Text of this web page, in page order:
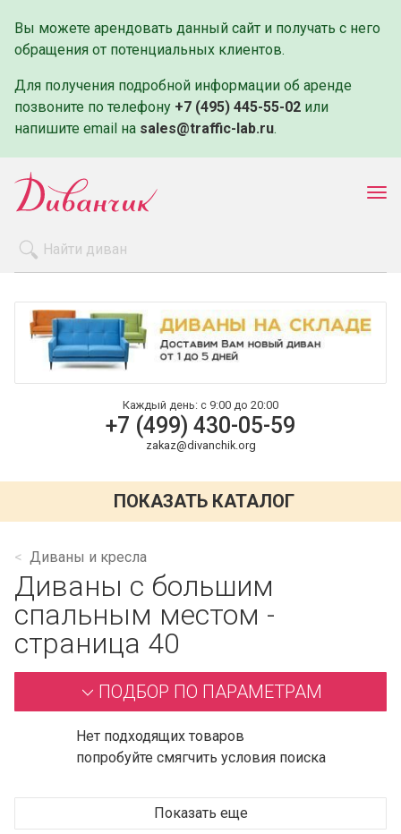
Вы можете арендовать данный сайт и получать с него
обращения от потенциальных клиентов.
Для получения подробной информации об аренде
позвоните по телефону +7 (495) 445-55-02 или
напишите email на sales@traffic-lab.ru.
Оплата и доставка
Контакты
Каждый день: с 9:00 до 20:00
+7 (499) 430-05-59
zakaz@divanchik.org
ПОКАЗАТЬ КАТАЛОГ
Диваны и кресла
Диваны с большим
спальным местом -
страница 40
ПОДБОР ПО ПАРАМЕТРАМ
Нет подходящих товаров
попробуйте смягчить условия поиска
Показать еще